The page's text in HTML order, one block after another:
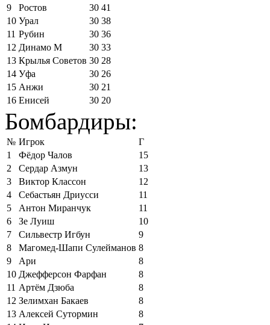
9
Ростов 30 41
10 Урал 30 38
11 Рубин 30 36
12 Динамо М 30 33
13 Крылья Советов 30 28
14 Уфа 30 26
15 Анжи 30 21
16 Енисей 30 20
Бомбардиры:
№ Игрок
Г
1
Фёдор Чалов
15
2
Сердар Азмун
13
3
Виктор Классон
12
4
Себастьян Дриусси
11
5
Антон Миранчук
11
6
Зе Луиш
10
7
Сильвестр Игбун
9
8
Магомед-Шапи Сулейманов 8
9
Ари
8
10 Джефферсон Фарфан
8
11 Артём Дзюба
8
12 Зелимхан Бакаев
8
13 Алексей Сутормин
8